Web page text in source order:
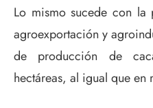
Lo mismo sucede con
agroexportación y
de producción de
hectáreas, al igual que en